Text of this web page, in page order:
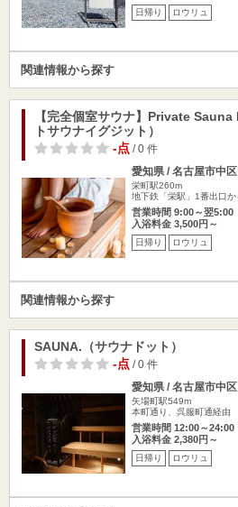
日帰り ロウリュ
関連情報から探す
【完全個室サウナ】Private Sauna
トサウナイグジット）
-点/ 0 件
愛知県 / 名古屋市中区
栄町駅260m
地下鉄「栄駅」1番出口
営業時間 9:00～翌5:00
入浴料金 3,500円～
日帰り ロウリュ
関連情報から探す
SAUNA.（サウナドット）
-点/ 0 件
愛知県 / 名古屋市中区
矢場町駅549m
本町通り、呉服町通経由
営業時間 12:00～24:00
入浴料金 2,380円～
日帰り ロウリュ